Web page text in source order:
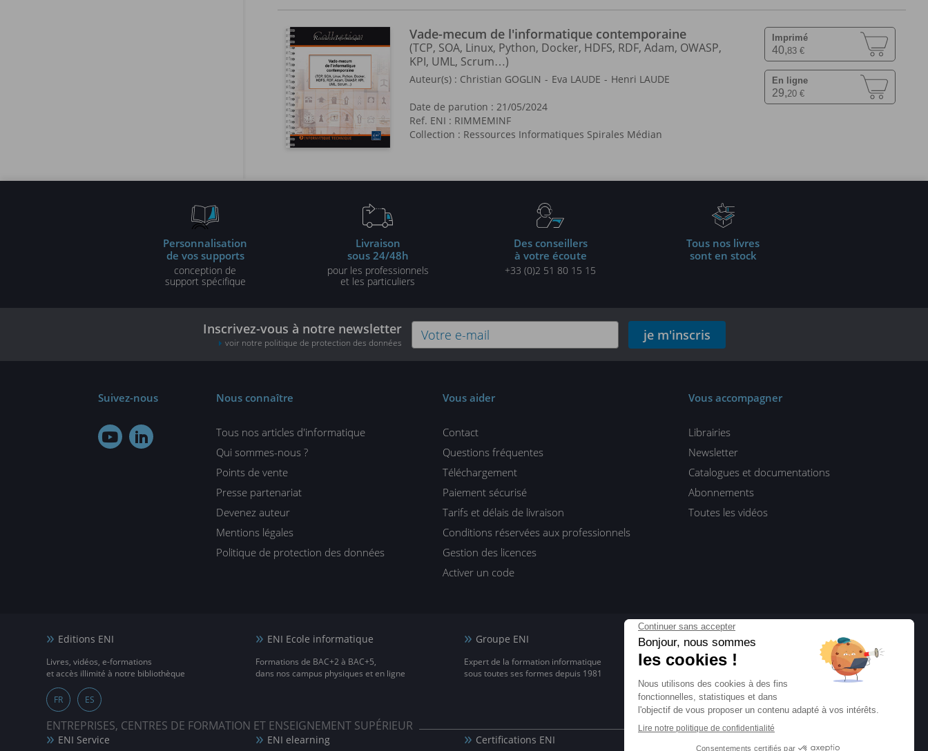
Vade-mecum de l'informatique contemporaine
(TCP, SOA, Linux, Python, Docker, HDFS, RDF, Adam, OWASP,
KPI, UML, Scrum…)
Auteur(s) : Christian GOGLIN Eva LAUDE Henri LAUDE
Date de parution : 21/05/2024
Ref. ENI : RIMMEMINF
Collection : Ressources Informatiques Spirales Médian
Imprimé
40,83 €
En ligne
29,20 €
Personnalisation
de vos supports
conception de
support spécifique
Livraison
sous 24/48h
pour les professionnels
et les particuliers
Des conseillers
à votre écoute
+33 (0)2 51 80 15 15
Tous nos livres
sont en stock
Inscrivez-vous à notre newsletter
voir notre politique de protection des données je m'inscris
Suivez-nous
 
Nous connaître
Tous nos articles d'informatique
Qui sommes-nous ?
Points de vente
Presse partenariat
Devenez auteur
Mentions légales
Politique de protection des données
Vous aider
Contact
Questions fréquentes
Téléchargement
Paiement sécurisé
Tarifs et délais de livraison
Conditions réservées aux professionnels
Gestion des licences
Activer un code
Vous accompagner
Librairies
Newsletter
Catalogues et documentations
Abonnements
Toutes les vidéos
Editions ENI
Livres, vidéos, e-formations
et accès illimité à notre bibliothèque
FR ES
ENI Ecole informatique
Formations de BAC+2 à BAC+5,
dans nos campus physiques et en ligne
Groupe ENI
Expert de la formation informatique
sous toutes ses formes depuis 1981
ENI Blog
Actualités, interviews, dossiers…
ENTREPRISES, CENTRES DE FORMATION ET ENSEIGNEMENT SUPÉRIEUR
ENI Service ENI elearning Certifications ENI